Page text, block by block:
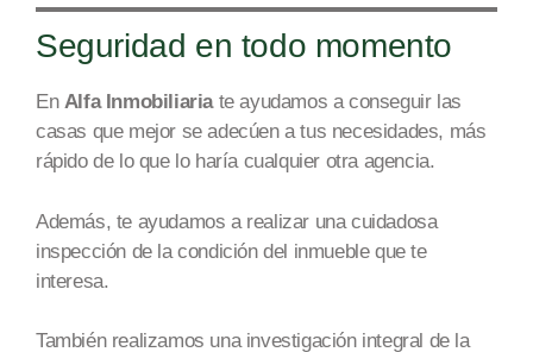
Seguridad en todo momento
En Alfa Inmobiliariate ayudamos a conseguirlas
casas que mejor seadecúen a tus necesidades, más
rápido de lo que lo haría cualquier otra agencia.
Además, te ayudamos a realizar unacuidadosa
inspección de la condición del inmueble que te
interesa.
También realizamos una investigación integral de la